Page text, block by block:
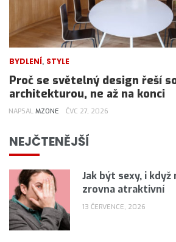
BYDLENÍ, STYLE
Proč se světelný design řeší
architekturou, ne až na konci
NAPSAL MZONE ČVC 27, 2026
NEJČTENĚJŠÍ
Jak být sexy, i když
zrovna atraktivní
13 ČERVENCE, 2026